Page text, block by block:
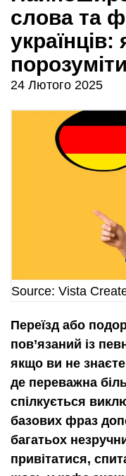
слова та
українців:
24 Лютого 2025
Source: Vista
Переїзд або
пов’язаний із
якщо ви не
де переважна
спілкується
базових фраз
багатьох
привітатися,